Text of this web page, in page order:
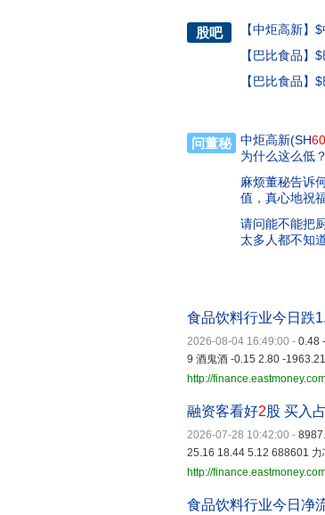
股吧 【中炬高新】 $
【巴比食品】 $
【巴比食品】 $
问董秘 中炬高新(SH
为什么这么低？
麻烦董秘告诉
值，真心地祝
请问能不能把
太多人都不知
食品饮料行业今日跌1.
2026-08-04 16:49:00 - 0.48
9 酒鬼酒 -0.15 2.80 -
http://
融资客看好2股 买入
2026-07-28 10:42:00 -
25.16 18.44 5.12 688601
http://
食品饮料行业今日净